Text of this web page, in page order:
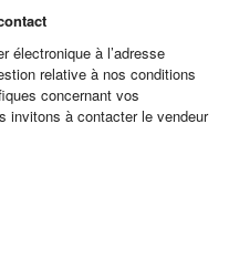
électronique à l’adresse
relative à nos conditions
concernant vos
invitons à contacter le vendeur